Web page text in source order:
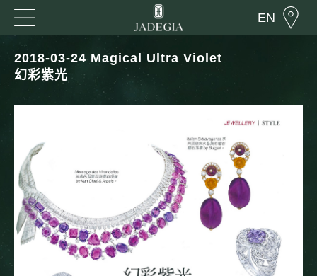
EN
2018-03-24 Magical Ultra Violet
幻彩紫光